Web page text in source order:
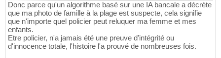
Donc parce qu'un algorithme basé sur une IA bancale a décrète
que ma photo de famille à la plage est suspecte, cela signifie
que n'importe quel policier peut reluquer ma femme et mes
enfants.
Etre policier, n'a jamais été une preuve d'intégrité ou
d'innocence totale, l'histoire l'a prouvé de nombreuses fois.